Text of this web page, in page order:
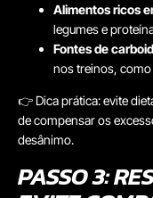
Alimentos ricos
legumes e
Fontes de
nos treinos, como
👉 Dica prática: evite
de compensar os
desânimo.
PASSO 3: